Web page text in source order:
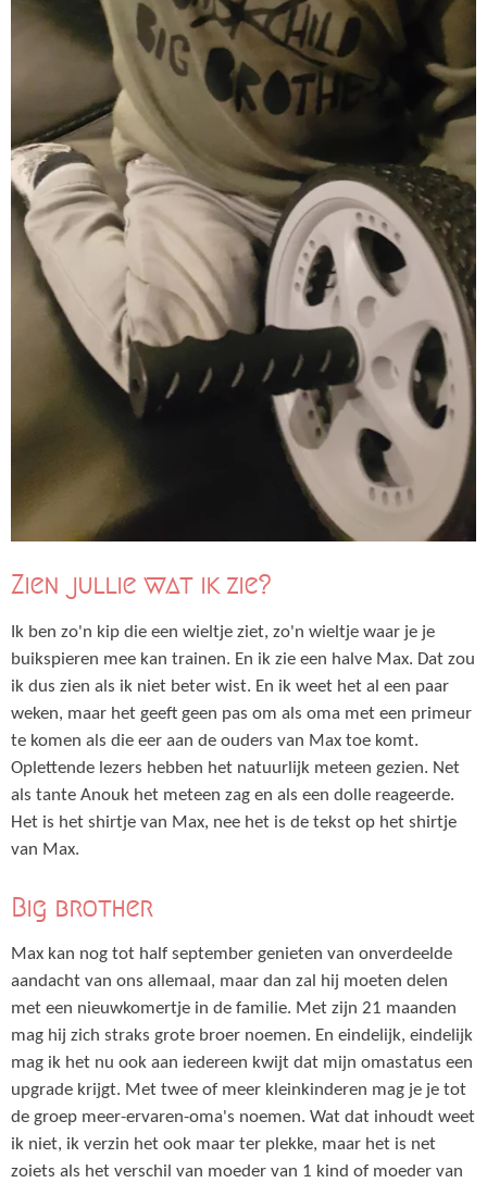
Zien jullie wat ik zie?
Ik ben zo'n kip die een wieltje ziet, zo'n wieltje waar je je
buikspieren mee kan trainen. En ik zie een halve Max. Dat zou
ik dus zien als ik niet beter wist. En ik weet het al een paar
weken, maar het geeft geen pas om als oma met een primeur
te komen als die eer aan de ouders van Max toe komt.
Oplettende lezers hebben het natuurlijk meteen gezien. Net
als tante Anouk het meteen zag en als een dolle reageerde.
Het is het shirtje van Max, nee het is de tekst op het shirtje
van Max.
Big brother
Max kan nog tot half september genieten van onverdeelde
aandacht van ons allemaal, maar dan zal hij moeten delen
met een nieuwkomertje in de familie. Met zijn 21 maanden
mag hij zich straks grote broer noemen. En eindelijk, eindelijk
mag ik het nu ook aan iedereen kwijt dat mijn omastatus een
upgrade krijgt. Met twee of meer kleinkinderen mag je je tot
de groep meer-ervaren-oma's noemen. Wat dat inhoudt weet
ik niet, ik verzin het ook maar ter plekke, maar het is net
zoiets als het verschil van moeder van 1 kind of moeder van